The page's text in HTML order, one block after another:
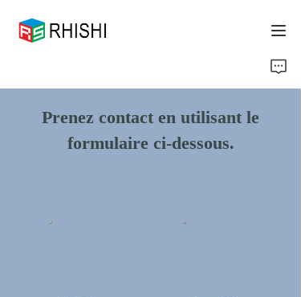
Prenez contact en utilisant le
formulaire ci-dessous.
Products